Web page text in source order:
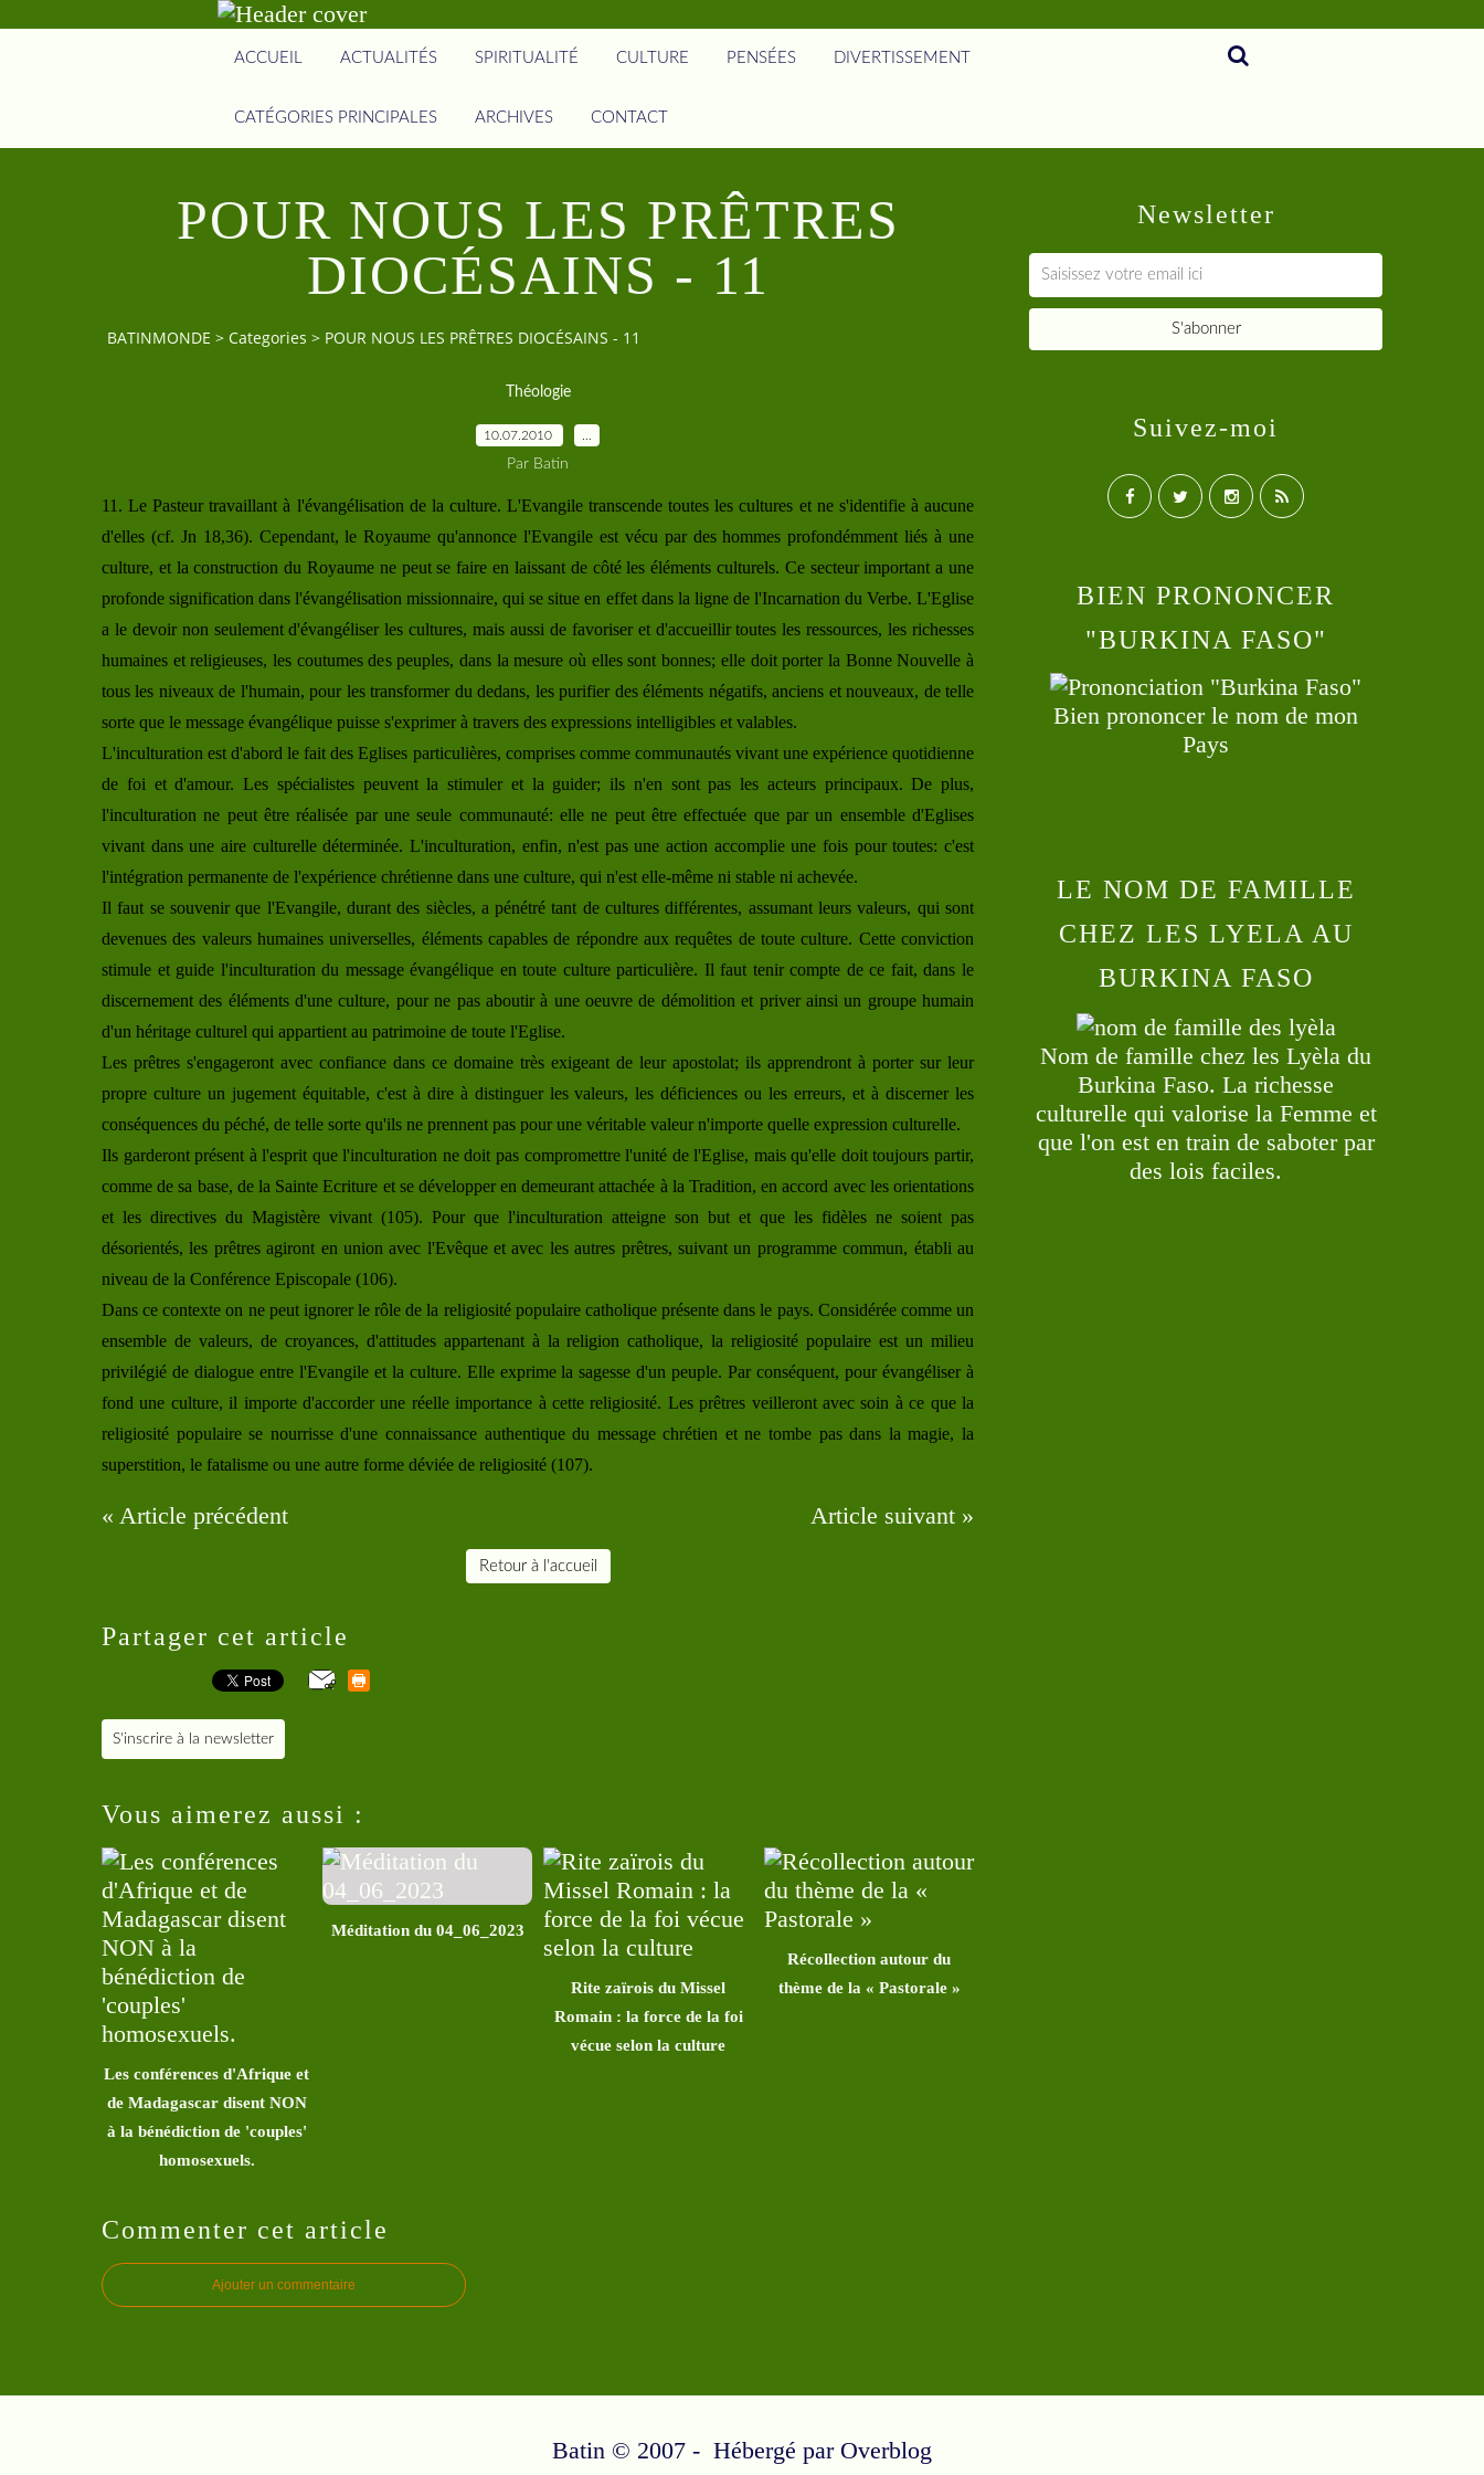
ACCUEIL ACTUALITÉS SPIRITUALITÉ CULTURE PENSÉES DIVERTISSEMENT
CATÉGORIES PRINCIPALES ARCHIVES CONTACT
POUR NOUS LES PRÊTRES
DIOCÉSAINS - 11
BATINMONDE > Categories > POUR NOUS LES PRÊTRES DIOCÉSAINS - 11
Théologie
10.07.2010
Par Batin
11. Le Pasteur travaillant à l'évangélisation de la culture. L'Evangile transcende toutes les cultures et ne s'identifie à aucune
d'elles (cf. Jn 18,36). Cependant, le Royaume qu'annonce l'Evangile est vécu par des hommes profondémment liés à une
culture, et la construction du Royaume ne peut se faire en laissant de côté les éléments culturels. Ce secteur important a une
profonde signification dans l'évangélisation missionnaire, qui se situe en effet dans la ligne de l'Incarnation du Verbe. L'Eglise
a le devoir non seulement d'évangéliser les cultures, mais aussi de favoriser et d'accueillir toutes les ressources, les richesses
humaines et religieuses, les coutumes des peuples, dans la mesure où elles sont bonnes; elle doit porter la Bonne Nouvelle à
tous les niveaux de l'humain, pour les transformer du dedans, les purifier des éléments négatifs, anciens et nouveaux, de telle
sorte que le message évangélique puisse s'exprimer à travers des expressions intelligibles et valables.
L'inculturation est d'abord le fait des Eglises particulières, comprises comme communautés vivant une expérience quotidienne
de foi et d'amour. Les spécialistes peuvent la stimuler et la guider; ils n'en sont pas les acteurs principaux. De plus,
l'inculturation ne peut être réalisée par une seule communauté: elle ne peut être effectuée que par un ensemble d'Eglises
vivant dans une aire culturelle déterminée. L'inculturation, enfin, n'est pas une action accomplie une fois pour toutes: c'est
l'intégration permanente de l'expérience chrétienne dans une culture, qui n'est elle-même ni stable ni achevée.
Il faut se souvenir que l'Evangile, durant des siècles, a pénétré tant de cultures différentes, assumant leurs valeurs, qui sont
devenues des valeurs humaines universelles, éléments capables de répondre aux requêtes de toute culture. Cette conviction
stimule et guide l'inculturation du message évangélique en toute culture particulière. Il faut tenir compte de ce fait, dans le
discernement des éléments d'une culture, pour ne pas aboutir à une oeuvre de démolition et priver ainsi un groupe humain
d'un héritage culturel qui appartient au patrimoine de toute l'Eglise.
Les prêtres s'engageront avec confiance dans ce domaine très exigeant de leur apostolat; ils apprendront à porter sur leur
propre culture un jugement équitable, c'est à dire à distinguer les valeurs, les déficiences ou les erreurs, et à discerner les
conséquences du péché, de telle sorte qu'ils ne prennent pas pour une véritable valeur n'importe quelle expression culturelle.
Ils garderont présent à l'esprit que l'inculturation ne doit pas compromettre l'unité de l'Eglise, mais qu'elle doit toujours partir,
comme de sa base, de la Sainte Ecriture et se développer en demeurant attachée à la Tradition, en accord avec les orientations
et les directives du Magistère vivant (105). Pour que l'inculturation atteigne son but et que les fidèles ne soient pas
désorientés, les prêtres agiront en union avec l'Evêque et avec les autres prêtres, suivant un programme commun, établi au
niveau de la Conférence Episcopale (106).
Dans ce contexte on ne peut ignorer le rôle de la religiosité populaire catholique présente dans le pays. Considérée comme un
ensemble de valeurs, de croyances, d'attitudes appartenant à la religion catholique, la religiosité populaire est un milieu
privilégié de dialogue entre l'Evangile et la culture. Elle exprime la sagesse d'un peuple. Par conséquent, pour évangéliser à
fond une culture, il importe d'accorder une réelle importance à cette religiosité. Les prêtres veilleront avec soin à ce que la
religiosité populaire se nourrisse d'une connaissance authentique du message chrétien et ne tombe pas dans la magie, la
superstition, le fatalisme ou une autre forme déviée de religiosité (107).
« Article précédent Article suivant »
Retour à l'accueil
Partager cet article
S'inscrire à la newsletter
Vous aimerez aussi :
Les conférences d'Afrique et
de Madagascar disent NON
à la bénédiction de 'couples'
homosexuels.
Méditation du 04_06_2023
Rite zaïrois du Missel
Romain : la force de la foi
vécue selon la culture
Récollection autour du
thème de la « Pastorale »
Commenter cet article
Ajouter un commentaire
Newsletter
Suivez-moi
BIEN PRONONCER
"BURKINA FASO"
Bien prononcer le nom de mon
Pays
LE NOM DE FAMILLE
CHEZ LES LYELA AU
BURKINA FASO
Nom de famille chez les Lyèla du
Burkina Faso. La richesse
culturelle qui valorise la Femme et
que l'on est en train de saboter par
des lois faciles.
Batin © 2007 - Hébergé par Overblog